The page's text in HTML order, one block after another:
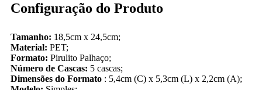
Configuração do Produto
Tamanho: 18,5cm x 24,5cm;
Material: PET;
Formato: Pirulito Palhaço;
Número de Cascas: 5 cascas;
Dimensões do Formato : 5,4cm (C) x 5,3cm (L) x 2,2cm (A);